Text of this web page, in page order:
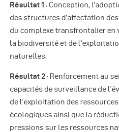
Résultat 1 : Conception,
des structures d’affectation
du complexe transfrontalier en
la biodiversité et de
naturelles.
Résultat 2: Renforcement au
capacités de surveillance de
de l’exploitation des
écologiques ainsi que la
pressions sur les ressources